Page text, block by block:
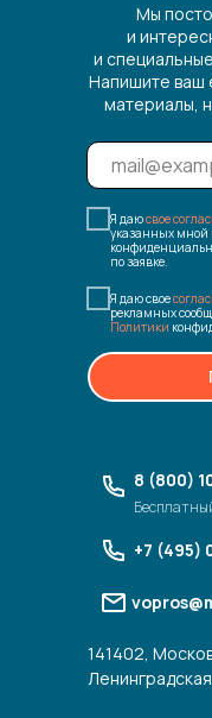
Мы
и
и
Напишите ваш
материалы,
Я даюсвое
указанных мной
по заявке.
Я даю свое
рекламных
Политики
8 (800)
141402,
+7 (495)